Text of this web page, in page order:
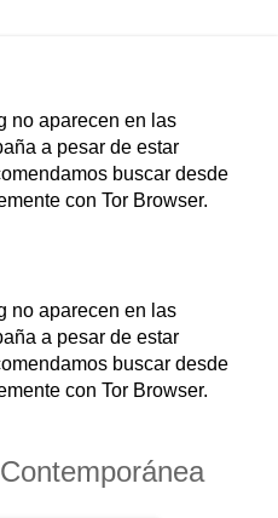
no aparecen en las
a pesar de estar
buscar desde
con Tor Browser.
no aparecen en las
a pesar de estar
buscar desde
con Tor Browser.